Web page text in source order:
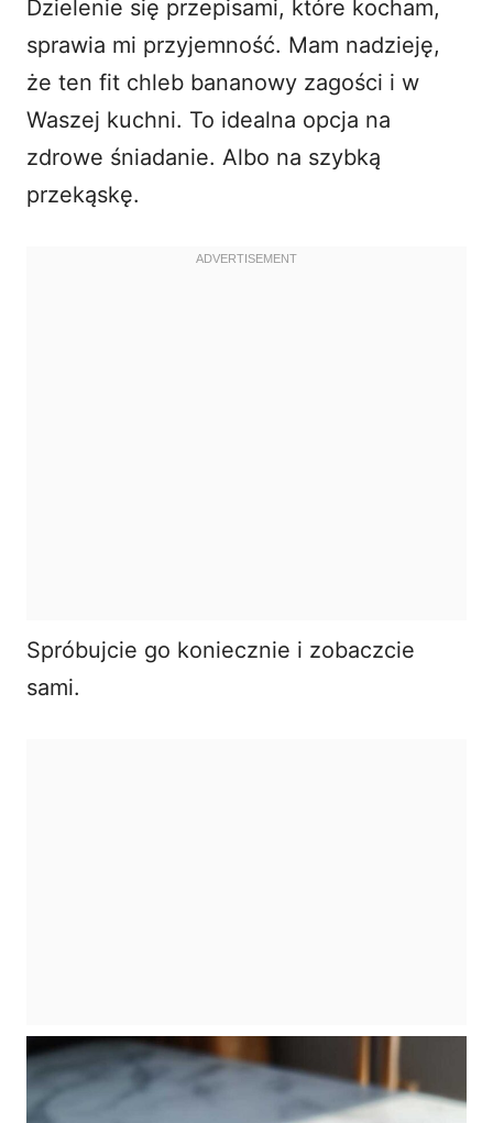
Dzielenie się przepisami, które kocham,
sprawia mi przyjemność. Mam nadzieję,
że ten fit chleb bananowy zagości i w
Waszej kuchni. To idealna opcja na
zdrowe śniadanie. Albo na szybką
przekąskę.
Spróbujcie go koniecznie i zobaczcie
sami.